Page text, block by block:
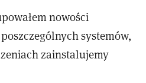
nowości
systemów,
zainstalujemy